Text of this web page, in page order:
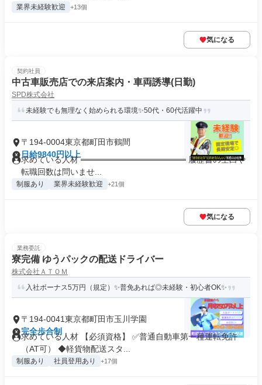
業界未経験歓迎 +13個
気になる
契約社員
中古車販売店での来店案内・車両誘導(日勤)
SPD株式会社
未経験でも無理なく始められる環境✨50代・60代活躍中
〒194-0004東京都町田市鶴間
日給9840円以上
求めている人材 ══════════════════ 履歴書の空白や
転職回数は問いませ...
制服あり 業界未経験歓迎 +21個
気になる
業務委託
寮完備 ゆうパックの配送ドライバー
株式会社ＡＴＯＭ
入社ボーナス5万円（規定）✨普免あれば◎未経験・初心者OK✨
〒194-0041東京都町田市玉川学園
完全歩合制
求めている人材 【必須資格】 ✅普通自動車第一種運転免許
（AT可） ◆軽貨物配送スタ...
制服あり 社員登用あり +17個